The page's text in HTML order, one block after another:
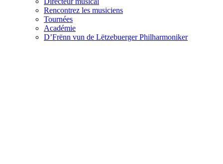
Rencontrez les musiciens
Tournées
Académie
D’Frënn vun de Lëtzebuerger Philharmoniker